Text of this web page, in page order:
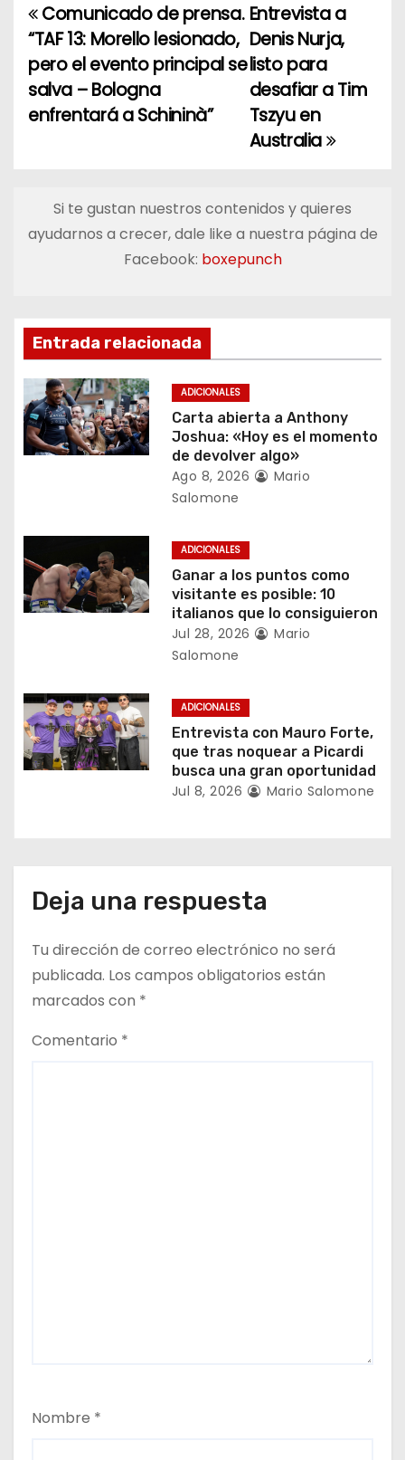
N
a
v
c
ó
n
d
e
t
r
a
s
Entrevista a
Denis Nurja,
listo para
desafiar a Tim
Tszyu en
Australia
Comunicado de prensa.
“TAF 13: Morello lesionado,
pero el evento principal se
salva – Bologna
enfrentará a Schininà”
Si te gustan nuestros contenidos y quieres
ayudarnos a crecer, dale like a nuestra página de
Facebook: boxepunch
Entrada relacionada
ADICIONALES
Carta abierta a Anthony
Joshua: «Hoy es el momento
de devolver algo»
Ago 8, 2026
Mario
Salomone
ADICIONALES
Ganar a los puntos como
visitante es posible: 10
italianos que lo consiguieron
Jul 28, 2026
Mario
Salomone
ADICIONALES
Entrevista con Mauro Forte,
que tras noquear a Picardi
busca una gran oportunidad
Jul 8, 2026 Mario Salomone
Deja una respuesta
Tu dirección de correo electrónico no será
publicada. Los campos obligatorios están
marcados con *
Comentario *
Nombre *